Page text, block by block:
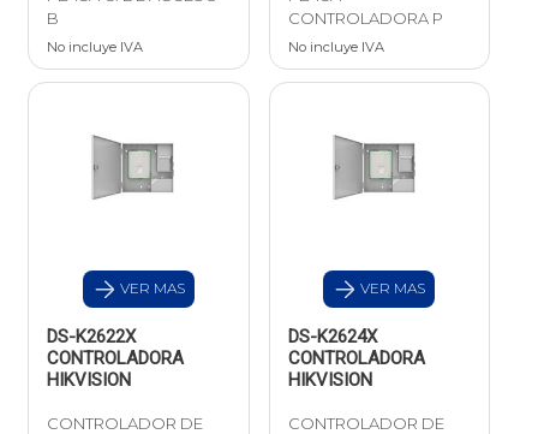
B
No incluye IVA
CONTROLADORA P
No incluye IVA
VER MAS
DS-K2622X
CONTROLADORA
HIKVISION
CONTROLADOR DE
VER MAS
DS-K2624X
CONTROLADORA
HIKVISION
CONTROLADOR DE